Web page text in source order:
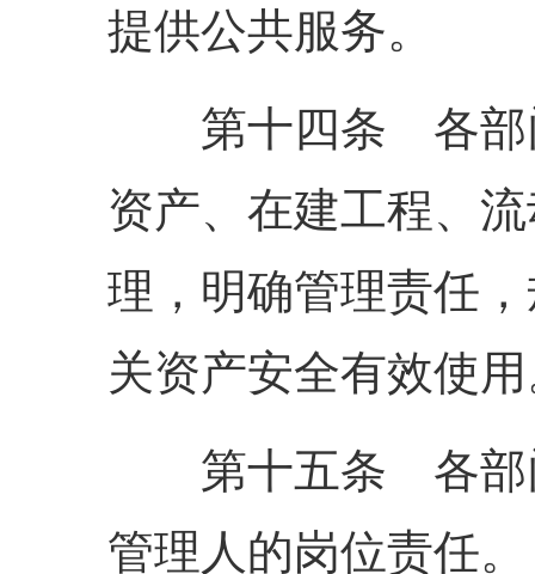
提供公共服务。
第十四条 各部门
资产、在建工程、
理，明确管理责任
关资产安全有效使
第十五条 各部门
管理人的岗位责任。